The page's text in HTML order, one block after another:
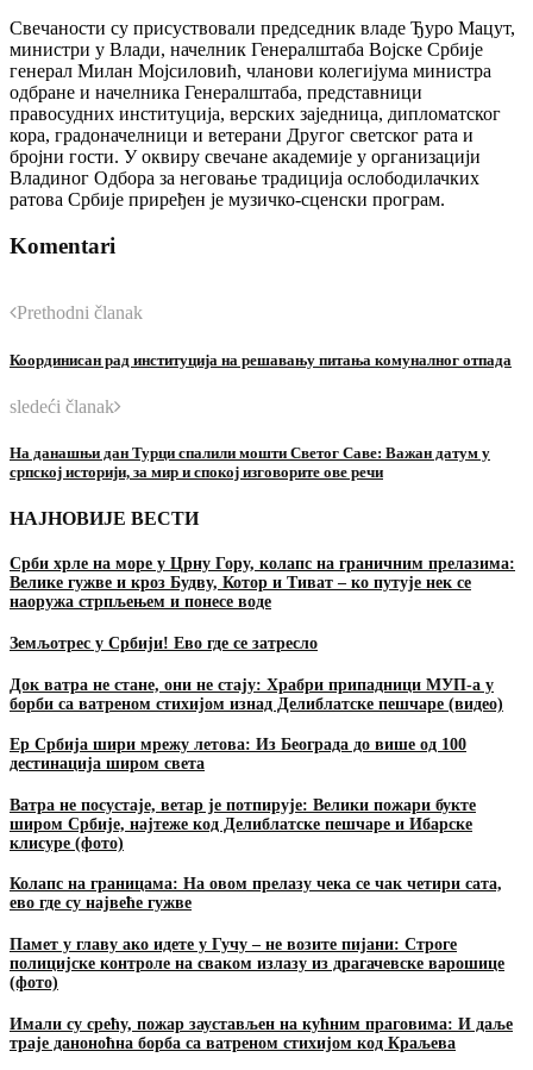
Свечаности су присуствовали председник владе Ђуро Мацут,
министри у Влади, начелник Генералштаба Војске Србије
генерал Милан Мојсиловић, чланови колегијума министра
одбране и начелника Генералштаба, представници
правосудних институција, верских заједница, дипломатског
кора, градоначелници и ветерани Другог светског рата и
бројни гости. У оквиру свечане академије у организацији
Владиног Одбора за неговање традиција ослободилачких
ратова Србије приређен је музичко-сценски програм.
Komentari
Prethodni članak
Координисан рад институција на решавању питања комуналног отпада
sledeći članak
На данашњи дан Турци спалили мошти Светог Саве: Важан датум у
српској историји, за мир и спокој изговорите ове речи
НАЈНОВИЈЕ ВЕСТИ
Срби хрле на море у Црну Гору, колапс на граничним прелазима:
Велике гужве и кроз Будву, Котор и Тиват – ко путује нек се
наоружа стрпљењем и понесе воде
Земљотрес у Србији! Ево где се затресло
Док ватра не стане, они не стају: Храбри припадници МУП-а у
борби са ватреном стихијом изнад Делиблатске пешчаре (видео)
Ер Србија шири мрежу летова: Из Београда до више од 100
дестинација широм света
Ватра не посустаје, ветар је потпирује: Велики пожари букте
широм Србије, најтеже код Делиблатске пешчаре и Ибарске
клисуре (фото)
Колапс на границама: На овом прелазу чека се чак четири сата,
ево где су највеће гужве
Памет у главу ако идете у Гучу – не возите пијани: Строге
полицијске контроле на сваком излазу из драгачевске варошице
(фото)
Имали су срећу, пожар заустављен на кућним праговима: И даље
траје даноноћна борба са ватреном стихијом код Краљева